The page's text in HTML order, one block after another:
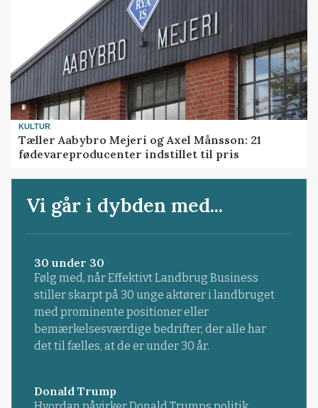
KULTUR
Tæller Aabybro Mejeri og Axel Månsson: 21
fødevareproducenter indstillet til pris
Vi går i dybden med...
30 under 30
Følg med, når Effektivt Landbrug Business
stiller skarpt på 30 unge aktører i landbruget
med prominente positioner eller
bemærkelsesværdige bedrifter, der alle har
det til fælles, at de er under 30 år.
Donald Trump